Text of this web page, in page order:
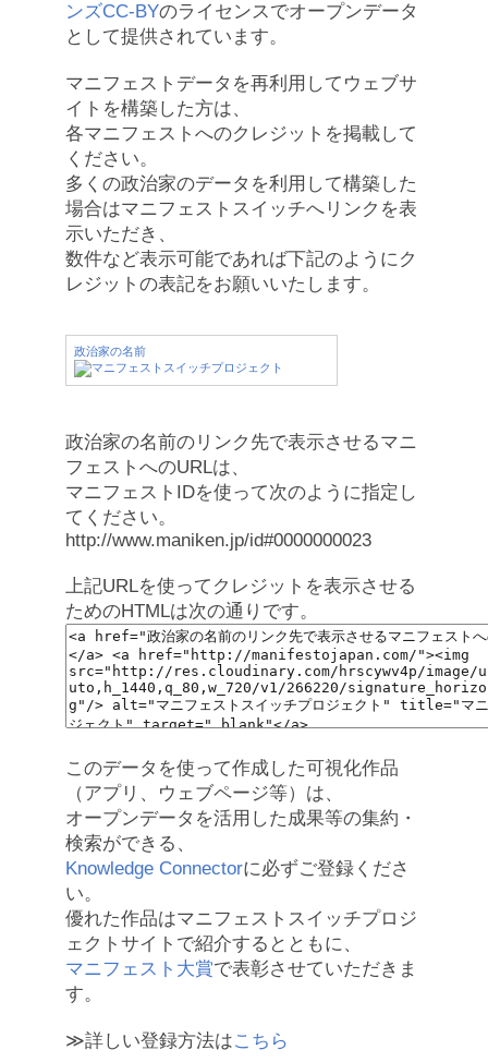
ンズCC-BYのライセンスでオープンデータ
として提供されています。
マニフェストデータを再利用してウェブサ
イトを構築した方は、
各マニフェストへのクレジットを掲載して
ください。
多くの政治家のデータを利用して構築した
場合はマニフェストスイッチへリンクを表
示いただき、
数件など表示可能であれば下記のようにク
レジットの表記をお願いいたします。
政治家の名前
政治家の名前のリンク先で表示させるマニ
フェストへのURLは、
マニフェストIDを使って次のように指定し
てください。
http://www.maniken.jp/id#0000000023
上記URLを使ってクレジットを表示させる
ためのHTMLは次の通りです。
このデータを使って作成した可視化作品
（アプリ、ウェブページ等）は、
オープンデータを活用した成果等の集約・
検索ができる、
Knowledge Connectorに必ずご登録くださ
い。
優れた作品はマニフェストスイッチプロジ
ェクトサイトで紹介するとともに、
マニフェスト大賞で表彰させていただきま
す。
≫詳しい登録方法はこちら